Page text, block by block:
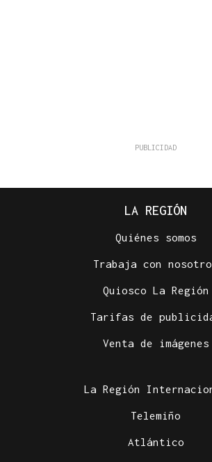
LA REGIÓN
Quiénes somos
Trabaja con
Quiosco La Región
Tarifas de
Venta de imágenes
La Región
Telemiño
Atlántico